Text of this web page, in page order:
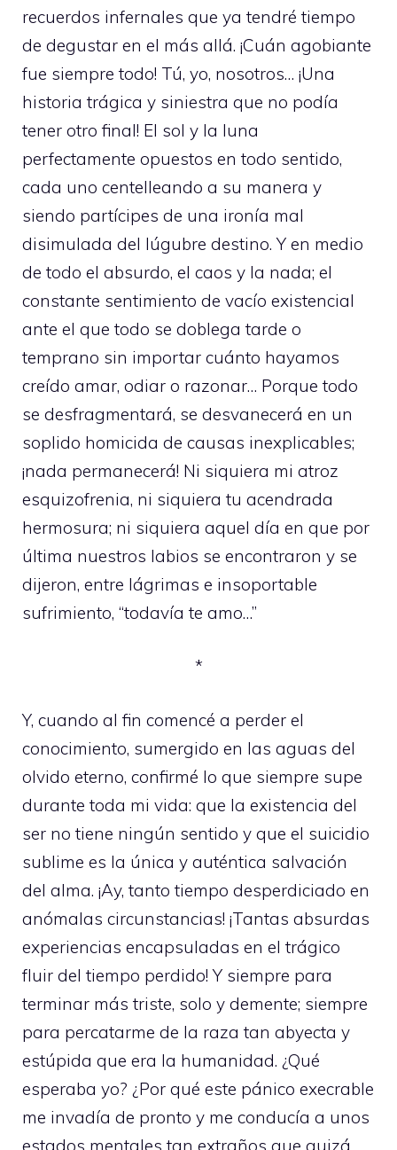
recuerdos infernales que ya tendré tiempo
de degustar en el más allá. ¡Cuán agobiante
fue siempre todo! Tú, yo, nosotros… ¡Una
historia trágica y siniestra que no podía
tener otro final! El sol y la luna
perfectamente opuestos en todo sentido,
cada uno centelleando a su manera y
siendo partícipes de una ironía mal
disimulada del lúgubre destino. Y en medio
de todo el absurdo, el caos y la nada; el
constante sentimiento de vacío existencial
ante el que todo se doblega tarde o
temprano sin importar cuánto hayamos
creído amar, odiar o razonar… Porque todo
se desfragmentará, se desvanecerá en un
soplido homicida de causas inexplicables;
¡nada permanecerá! Ni siquiera mi atroz
esquizofrenia, ni siquiera tu acendrada
hermosura; ni siquiera aquel día en que por
última nuestros labios se encontraron y se
dijeron, entre lágrimas e insoportable
sufrimiento, “todavía te amo…”
*
Y, cuando al fin comencé a perder el
conocimiento, sumergido en las aguas del
olvido eterno, confirmé lo que siempre supe
durante toda mi vida: que la existencia del
ser no tiene ningún sentido y que el suicidio
sublime es la única y auténtica salvación
del alma. ¡Ay, tanto tiempo desperdiciado en
anómalas circunstancias! ¡Tantas absurdas
experiencias encapsuladas en el trágico
fluir del tiempo perdido! Y siempre para
terminar más triste, solo y demente; siempre
para percatarme de la raza tan abyecta y
estúpida que era la humanidad. ¿Qué
esperaba yo? ¿Por qué este pánico execrable
me invadía de pronto y me conducía a unos
estados mentales tan extraños que quizá